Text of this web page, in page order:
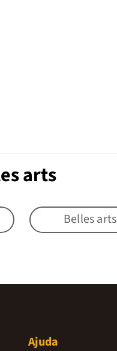
arts
Belles arts
Ajuda